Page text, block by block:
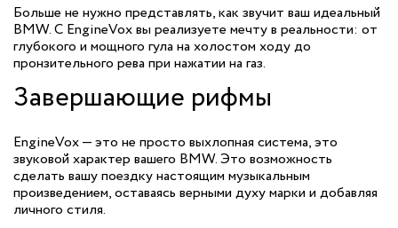
Больше не нужно представлять, как звучит ваш идеальный
BMW. С EngineVox вы реализуете мечту в реальности: от
глубокого и мощного гула на холостом ходу до
пронзительного рева при нажатии на газ.
Завершающие рифмы
EngineVox — это не просто выхлопная система, это
звуковой характер вашего BMW. Это возможность
сделать вашу поездку настоящим музыкальным
произведением, оставаясь верными духу марки и добавляя
личного стиля.